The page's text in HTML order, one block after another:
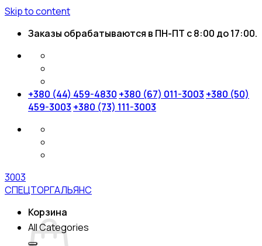
Skip to content
Заказы обрабатываются в ПН-ПТ с 8:00 до 17:00.
+380 (44) 459-4830 +380 (67) 011-3003 +380 (50)
459-3003 +380 (73) 111-3003
3003
СПЕЦТОРГАЛЬЯНС
Корзина
All Categories